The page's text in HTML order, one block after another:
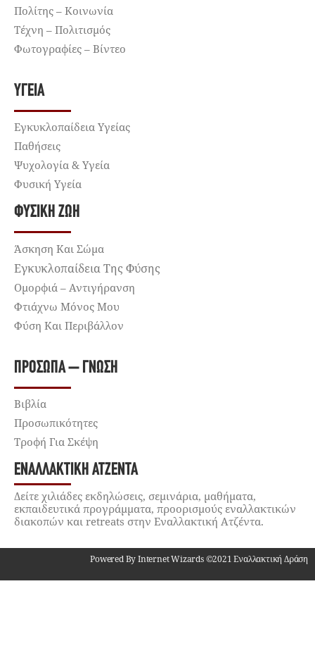
Πολίτης – Κοινωνία
Τέχνη – Πολιτισμός
Φωτογραφίες – Βίντεο
ΥΓΕΊΑ
Εγκυκλοπαίδεια Υγείας
Παθήσεις
Ψυχολογία & Υγεία
Φυσική Υγεία
ΦΥΣΙΚΉ ΖΩΉ
Άσκηση Και Σώμα
Εγκυκλοπαίδεια Της Φύσης
Ομορφιά – Αντιγήρανση
Φτιάχνω Μόνος Μου
Φύση Και Περιβάλλον
ΠΡΌΣΩΠΑ – ΓΝΏΣΗ
Βιβλία
Προσωπικότητες
Τροφή Για Σκέψη
ΕΝΑΛΛΑΚΤΙΚΉ ΑΤΖΈΝΤΑ
Δείτε χιλιάδες εκδηλώσεις, σεμινάρια, μαθήματα,
εκπαιδευτικά προγράμματα, προορισμούς εναλλακτικών
διακοπών και retreats στην Εναλλακτική Ατζέντα.
Powered By Internet Wizards ©2021 Εναλλακτική Δράση